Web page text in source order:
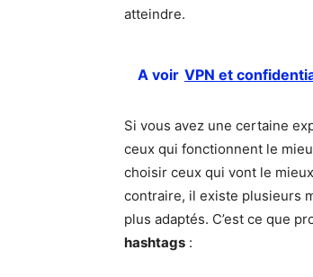
atteindre.
A voir VPN et
Si vous avez une certaine
ceux qui fonctionnent le
choisir ceux qui vont le
contraire, il existe plusieurs
plus adaptés. C’est ce que
hashtags :